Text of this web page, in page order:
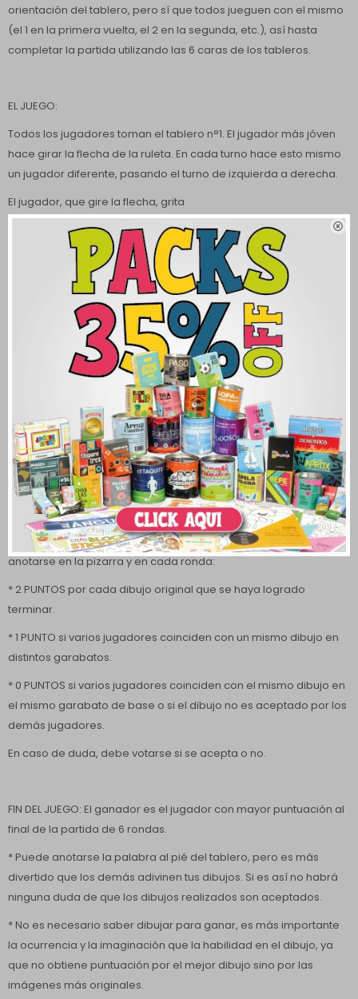

orientación del tablero, pero sí que todos jueguen con el mismo
(el 1 en la primera vuelta, el 2 en la segunda, etc.), así hasta
completar la partida utilizando las 6 caras de los tableros.
EL JUEGO:
Todos los jugadores toman el tablero n°1. El jugador más jóven
hace girar la flecha de la ruleta. En cada turno hace esto mismo
un jugador diferente, pasando el turno de izquierda a derecha.
El jugador, que gire la flecha, grita
¡YA! y todos los jugadores pueden comenzar.
Deben observar sus respectivos table-ros, y empezar a dibujar
completando los garabatos de base para conseguir 4
imágenes cuyo nombre comience con la letra que haya salido
en la ruleta y que sean identificables para los demás jugadores.
Estos dibujos pueden representar objetos o conceptos. Los
objetos suelen ser la solución más fácil, pero siempre existe el
riesgo de que el dibujo no sea el más original entre todos, ya que
es la opción que primero se les ocurra a todos los jugadores.
Intentá ser lo más ingenioso posible.
Por ejemplo, si sale la tetra C y toca utilizar el tablero 2 podremos
dibujar: carta, canilla, cucurucho y cruz...
El primer jugador que completa sus cuatro dibujos, grita ¡BASTA! y
todos tienen que dejar de dibujar. Cada jugador muestra sus
dibujos a todos los demás y empieza la puntuación que deberá
anotarse en la pizarra y en cada ronda:
* 2 PUNTOS por cada dibujo original que se haya logrado
terminar.
* 1 PUNTO si varios jugadores coinciden con un mismo dibujo en
distintos garabatos.
* 0 PUNTOS si varios jugadores coinciden con el mismo dibujo en
el mismo garabato de base o si el dibujo no es aceptado por los
demás jugadores.
En caso de duda, debe votarse si se acepta o no.
FIN DEL JUEGO: El ganador es el jugador con mayor puntuación al
final de la partida de 6 rondas.
* Puede anotarse la palabra al pié del tablero, pero es más
divertido que los demás adivinen tus dibujos. Si es así no habrá
ninguna duda de que los dibujos realizados son aceptados.
* No es necesario saber dibujar para ganar, es más importante
la ocurrencia y la imaginación que la habilidad en el dibujo, ya
que no obtiene puntuación por el mejor dibujo sino por las
imágenes más originales.